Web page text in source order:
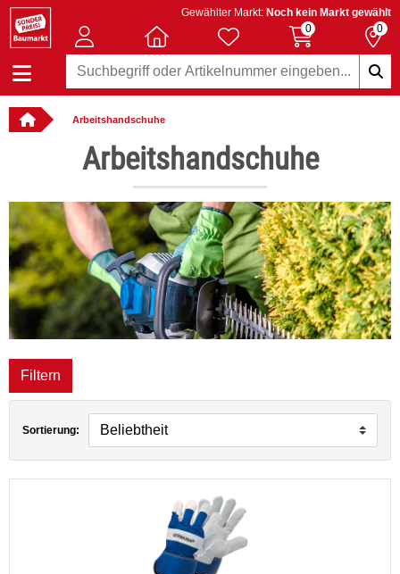
Gewählter Markt: Noch kein Markt gewählt
0
0
Arbeitshandschuhe
online bestellbar
Arbeitshandschuhe
Filtern
Sortierung: